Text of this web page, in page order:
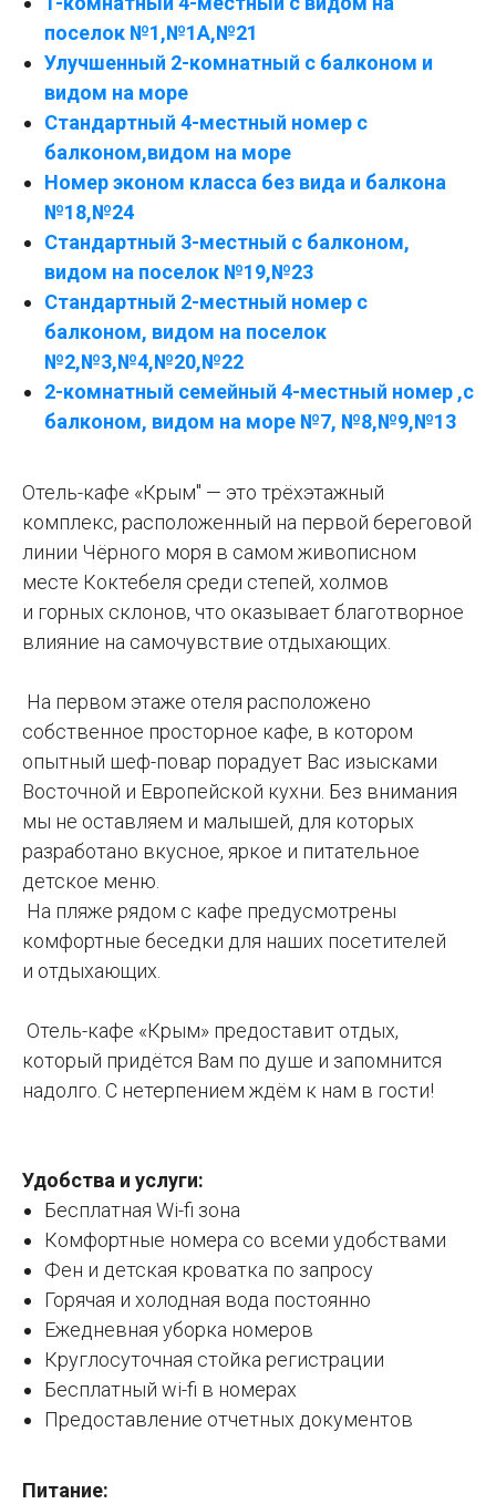
поселок №1,№1А,№21
Улучшенный 2-комнатный с балконом и
видом на море
Стандартный 4-местный номер с
балконом,видом на море
Номер эконом класса без вида и балкона
№18,№24
Стандартный 3-местный с балконом,
видом на поселок №19,№23
Стандартный 2-местный номер с
балконом, видом на поселок
№2,№3,№4,№20,№22
2-комнатный семейный 4-местный номер ,с
балконом, видом на море №7, №8,№9,№13
Отель-кафе «Крым" — это трёхэтажный
комплекс, расположенный на первой береговой
линии Чёрного моря в самом живописном
месте Коктебеля среди степей, холмов
и горных склонов, что оказывает благотворное
влияние на самочувствие отдыхающих.
На первом этаже отеля расположено
собственное просторное кафе, в котором
опытный шеф-повар порадует Вас изысками
Восточной и Европейской кухни. Без внимания
мы не оставляем и малышей, для которых
разработано вкусное, яркое и питательное
детское меню.
На пляже рядом с кафе предусмотрены
комфортные беседки для наших посетителей
и отдыхающих.
Отель-кафе «Крым» предоставит отдых,
который придётся Вам по душе и запомнится
надолго. С нетерпением ждём к нам в гости!
Удобства и услуги:
Бесплатная Wi-fi зона
Комфортные номера со всеми удобствами
Фен и детская кроватка по запросу
Горячая и холодная вода постоянно
Ежедневная уборка номеров
Круглосуточная стойка регистрации
Бесплатный wi-fi в номерах
Предоставление отчетных документов
Питание: